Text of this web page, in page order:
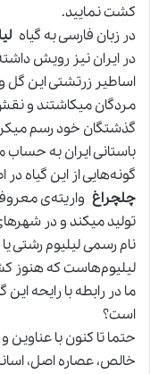
کشت نمایید.
در زبان فارسی به گیاه
در ایران نیز رویش
اساطیر زرتشتی این گل
مردگان میکاشتند و نقش
گذشتگان خود رسم
باستانی ایران به حساب
گونه‌هایی از این گیاه
چلچراغ واریته‌ی
تولید میکند و در
نام رسمی لیلیوم رشتی
لیلیوم‌هاست که هنوز
ما در رابطه با رایحه
است؟
حتما تا کنون با
خالص، عصاره اصل،